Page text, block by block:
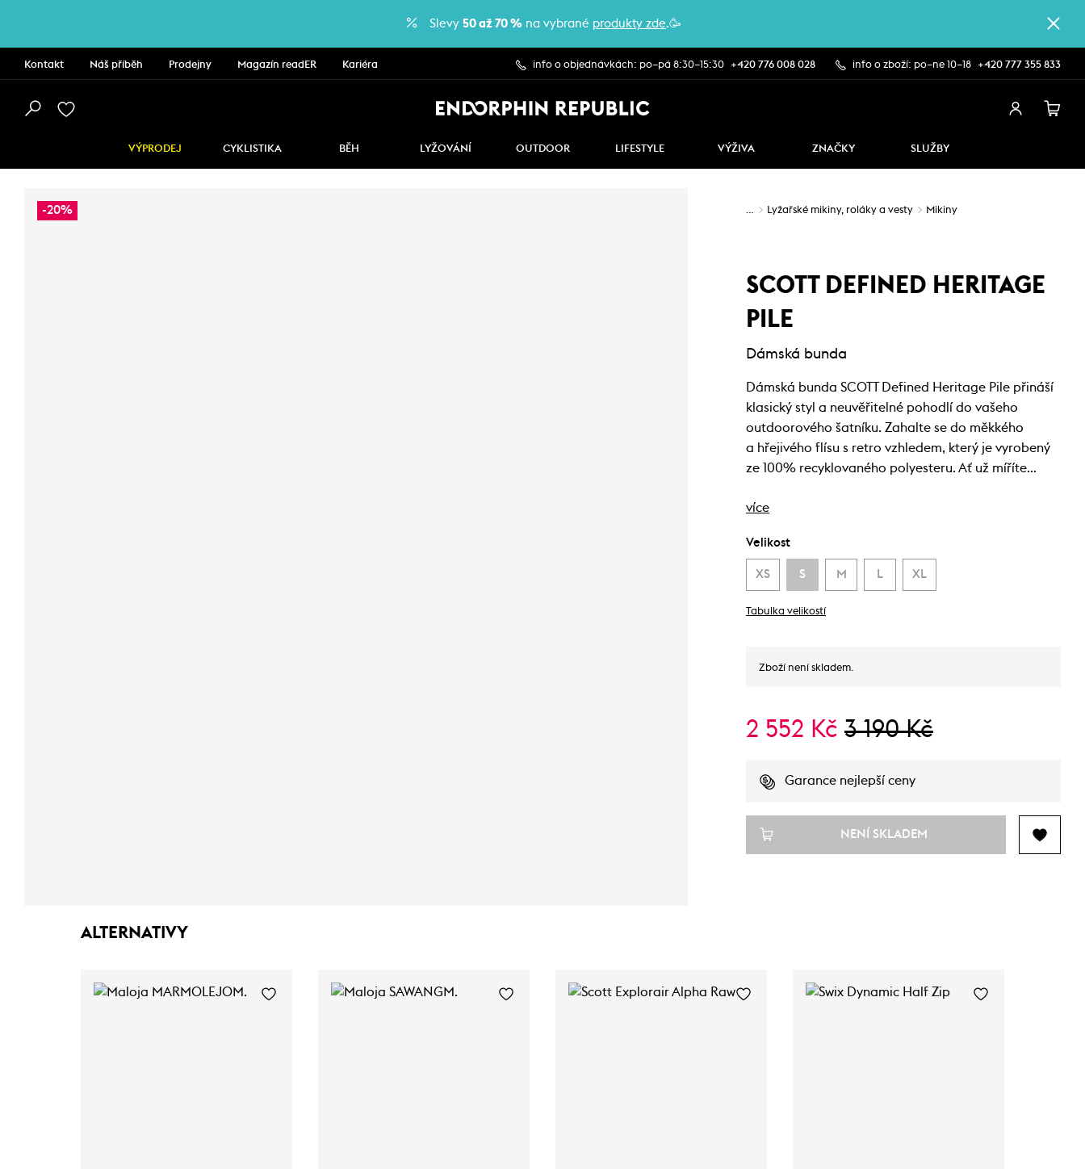
Slevy 50 až 70 % na vybrané produkty zde.🥳
Kontakt Náš příběh Prodejny Magazín readER Kariéra info o objednávkách: po–pá 8:30–15:30 +420 776 008 028 info o zboží: po–ne 10–18 +420 777 355 833
VÝPRODEJ CYKLISTIKA BĚH LYŽOVÁNÍ OUTDOOR LIFESTYLE VÝŽIVA ZNAČKY SLUŽBY
-20% … Lyžařské mikiny, roláky a vesty Mikiny
SCOTT DEFINED HERITAGE
PILE
Dámská bunda
Dámská bunda SCOTT Defined Heritage Pile přináší
klasický styl a neuvěřitelné pohodlí do vašeho
outdoorového šatníku. Zahalte se do měkkého
a hřejivého flísu s retro vzhledem, který je vyrobený
ze 100% recyklovaného polyesteru. Ať už míříte…
více
Velikost
XS S M L XL
Tabulka velikostí
Zboží není skladem.
2 552 Kč 3 190 Kč
Garance nejlepší ceny
NENÍ SKLADEM
ALTERNATIVY